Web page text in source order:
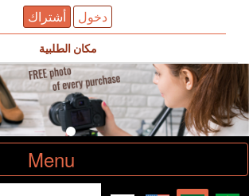
دخول أشتراك
مكان الطلبية
Toggle
navigation
Menu